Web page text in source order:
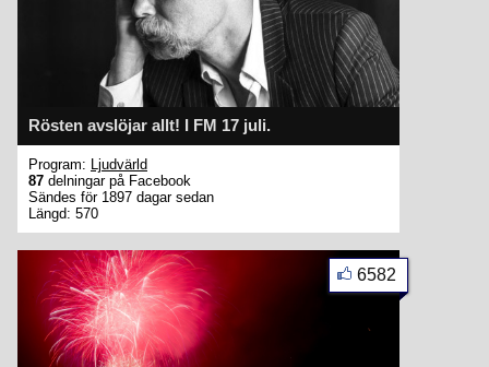
Rösten avslöjar allt! I FM 17 juli.
Program: Ljudvärld
87 delningar på Facebook
Sändes för 1897 dagar sedan
Längd: 570
6582